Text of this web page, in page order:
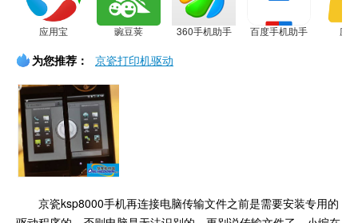
应用宝 豌豆荚 360手机助手 百度手机助手 应
为您推荐： 京瓷打印机驱动
京瓷ksp8000手机再连接电脑传输文件之前是需要安装专用的